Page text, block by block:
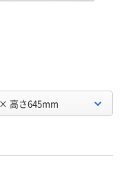
高さ645mm